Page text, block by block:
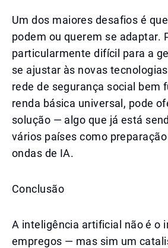
Um dos maiores desafios é
podem ou querem se adaptar.
particularmente difícil para a
se ajustar às novas
rede de segurança social bem
renda básica universal, pode
solução — algo que já está
vários países como
ondas de IA.
Conclusão
A inteligência artificial não é o
empregos — mas sim um